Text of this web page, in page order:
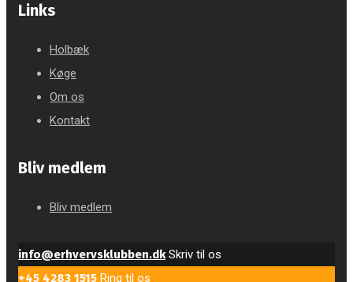
Links
Holbæk
Køge
Om os
Kontakt
Bliv medlem
Bliv medlem
info@erhvervsklubben.dk Skriv til os
+45 4283 1515 Ring til os